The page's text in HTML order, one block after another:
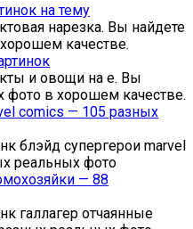
на тему
нарезка. Вы найдете
качестве.
и овощи на е. Вы
фото в хорошем качестве.
comics — 105 разных
блэйд супергерои marvel
реальных фото
— 88
галлагер отчаянные